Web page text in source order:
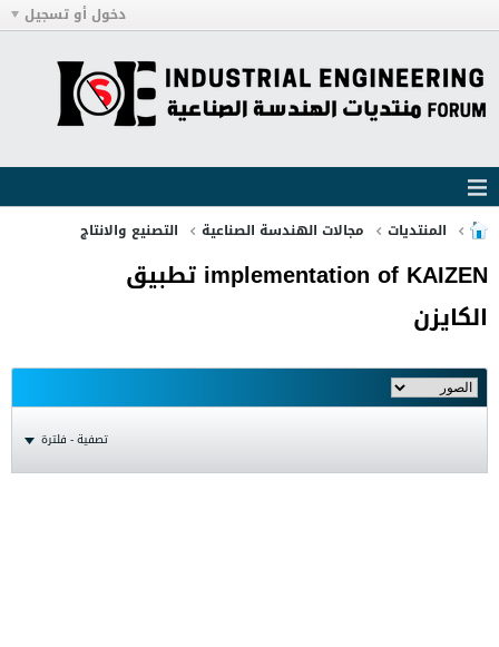
دخول أو تسجيل
المنتديات مجالات الهندسة الصناعية التصنيع والانتاج
implementation of KAIZEN تطبيق
الكايزن
تصفية - فلترة